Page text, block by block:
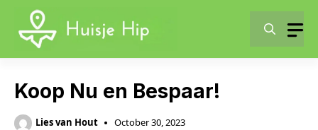
content
Koop Nu en Bespaar!
Lies van Hout October 30, 2023